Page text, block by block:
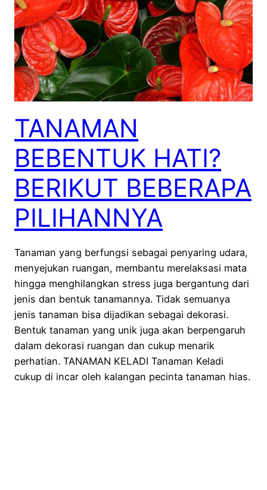
TANAMAN
BEBENTUK HATI?
BERIKUT BEBERAPA
PILIHANNYA
Tanaman yang berfungsi sebagai penyaring udara,
menyejukan ruangan, membantu merelaksasi mata
hingga menghilangkan stress juga bergantung dari
jenis dan bentuk tanamannya. Tidak semuanya
jenis tanaman bisa dijadikan sebagai dekorasi.
Bentuk tanaman yang unik juga akan berpengaruh
dalam dekorasi ruangan dan cukup menarik
perhatian. TANAMAN KELADI Tanaman Keladi
cukup di incar oleh kalangan pecinta tanaman hias.